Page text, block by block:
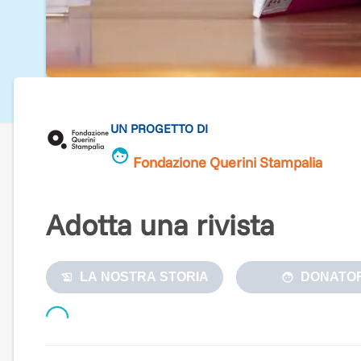
UN PROGETTO DI
Fondazione Querini Stampalia
Adotta una rivista
LA NOSTRA STORIA
Loading...